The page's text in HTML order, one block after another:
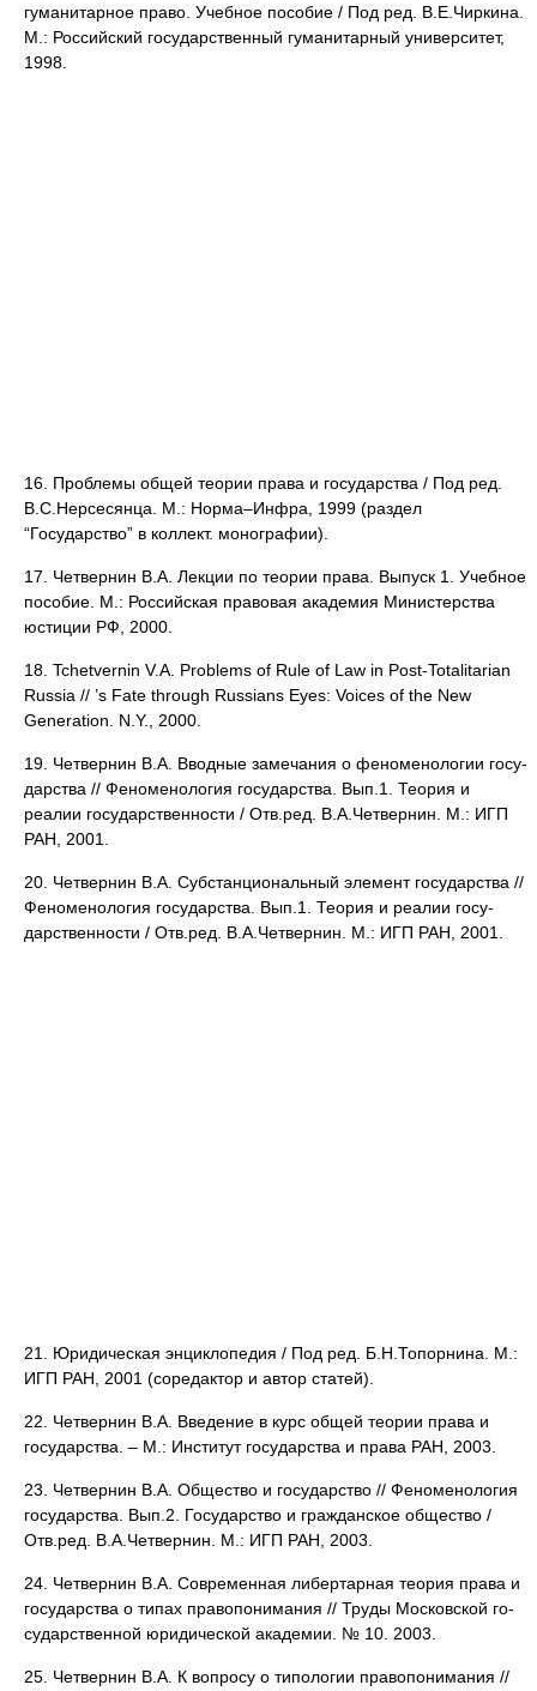
гуманитарное право. Учебное пособие / Под ред. В.Е.Чиркина.
М.: Российский государст­венный гу­манитарный университет,
1998.
16. Проблемы общей теории права и государства / Под ред.
В.С.Нерсесянца. М.: Норма–Инфра, 1999 (раздел
“Государство” в коллект. монографии).
17. Четвернин В.А. Лекции по теории права. Выпуск 1. Учеб­ное
пособие. М.: Российская правовая академия Министер­ства
юстиции РФ, 2000.
18. Tchetvernin V.A. Problems of Rule of Law in Post-Totalitarian
Russia // ’s Fate through Russians Eyes: Voices of the New
Generation. N.Y., 2000.
19. Четвернин В.А. Вводные замечания о феноменологии госу­
дарства // Феноменология государства. Вып.1. Теория и
реалии государственности / Отв.ред. В.А.Четвер­нин. М.: ИГП
РАН, 2001.
20. Четвернин В.А. Субстанциональный элемент государства //
Феноменология государства. Вып.1. Теория и реалии госу­
дарственности / Отв.ред. В.А.Четвер­нин. М.: ИГП РАН, 2001.
21. Юридическая энциклопедия / Под ред. Б.Н.Топорнина. М.:
ИГП РАН, 2001 (соредактор и автор статей).
22. Четвернин В.А. Введение в курс общей теории права и
госу­дарства. – М.: Институт государства и права РАН, 2003.
23. Четвернин В.А. Общество и государство // Феноменология
государства. Вып.2. Государство и гражданское общество /
Отв.ред. В.А.Четвер­нин. М.: ИГП РАН, 2003.
24. Четвернин В.А. Современная либертарная теория права и
государ­ства о типах правопонимания // Труды Московской го­
сударственной юридической академии. № 10. 2003.
25. Четвернин В.А. К вопросу о типологии правопонимания //